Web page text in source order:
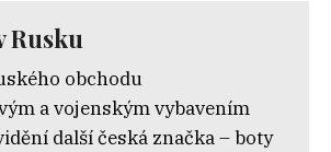
Rusku
obchodu
a vojenským vybavením
další česká značka – boty